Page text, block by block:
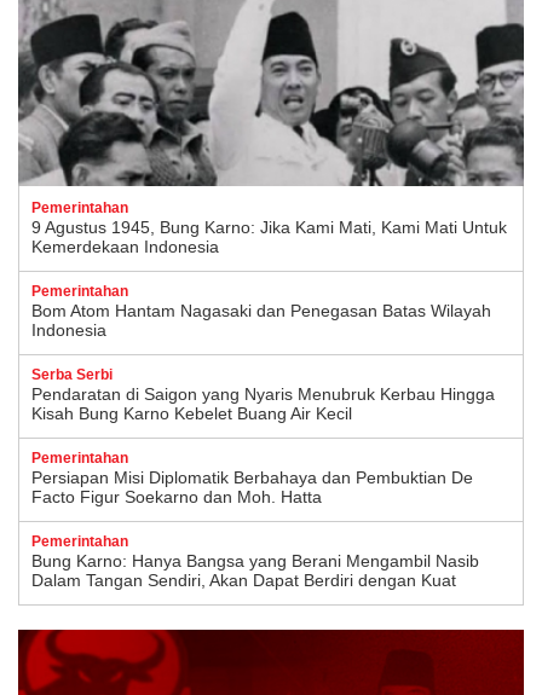
Pemerintahan
9 Agustus 1945, Bung Karno: Jika Kami Mati, Kami Mati Untuk
Kemerdekaan Indonesia
Pemerintahan
Bom Atom Hantam Nagasaki dan Penegasan Batas Wilayah
Indonesia
Serba Serbi
Pendaratan di Saigon yang Nyaris Menubruk Kerbau Hingga
Kisah Bung Karno Kebelet Buang Air Kecil
Pemerintahan
Persiapan Misi Diplomatik Berbahaya dan Pembuktian De
Facto Figur Soekarno dan Moh. Hatta
Pemerintahan
Bung Karno: Hanya Bangsa yang Berani Mengambil Nasib
Dalam Tangan Sendiri, Akan Dapat Berdiri dengan Kuat